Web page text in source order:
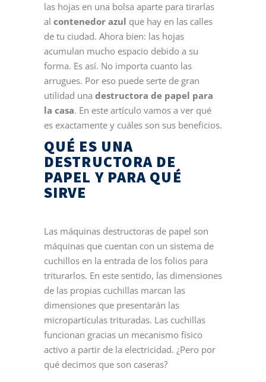
las hojas en una bolsa aparte para tirarlas
al contenedor azul que hay en las calles
de tu ciudad. Ahora bien: las hojas
acumulan mucho espacio debido a su
forma. Es así. No importa cuanto las
arrugues. Por eso puede serte de gran
utilidad una destructora de papel para
la casa. En este artículo vamos a ver qué
es exactamente y cuáles son sus beneficios.
QUÉ ES UNA
DESTRUCTORA DE
PAPEL Y PARA QUÉ
SIRVE
Las máquinas destructoras de papel son
máquinas que cuentan con un sistema de
cuchillos en la entrada de los folios para
triturarlos. En este sentido, las dimensiones
de las propias cuchillas marcan las
dimensiones que presentarán las
micropartículas trituradas. Las cuchillas
funcionan gracias un mecanismo físico
activo a partir de la electricidad. ¿Pero por
qué decimos que son caseras?